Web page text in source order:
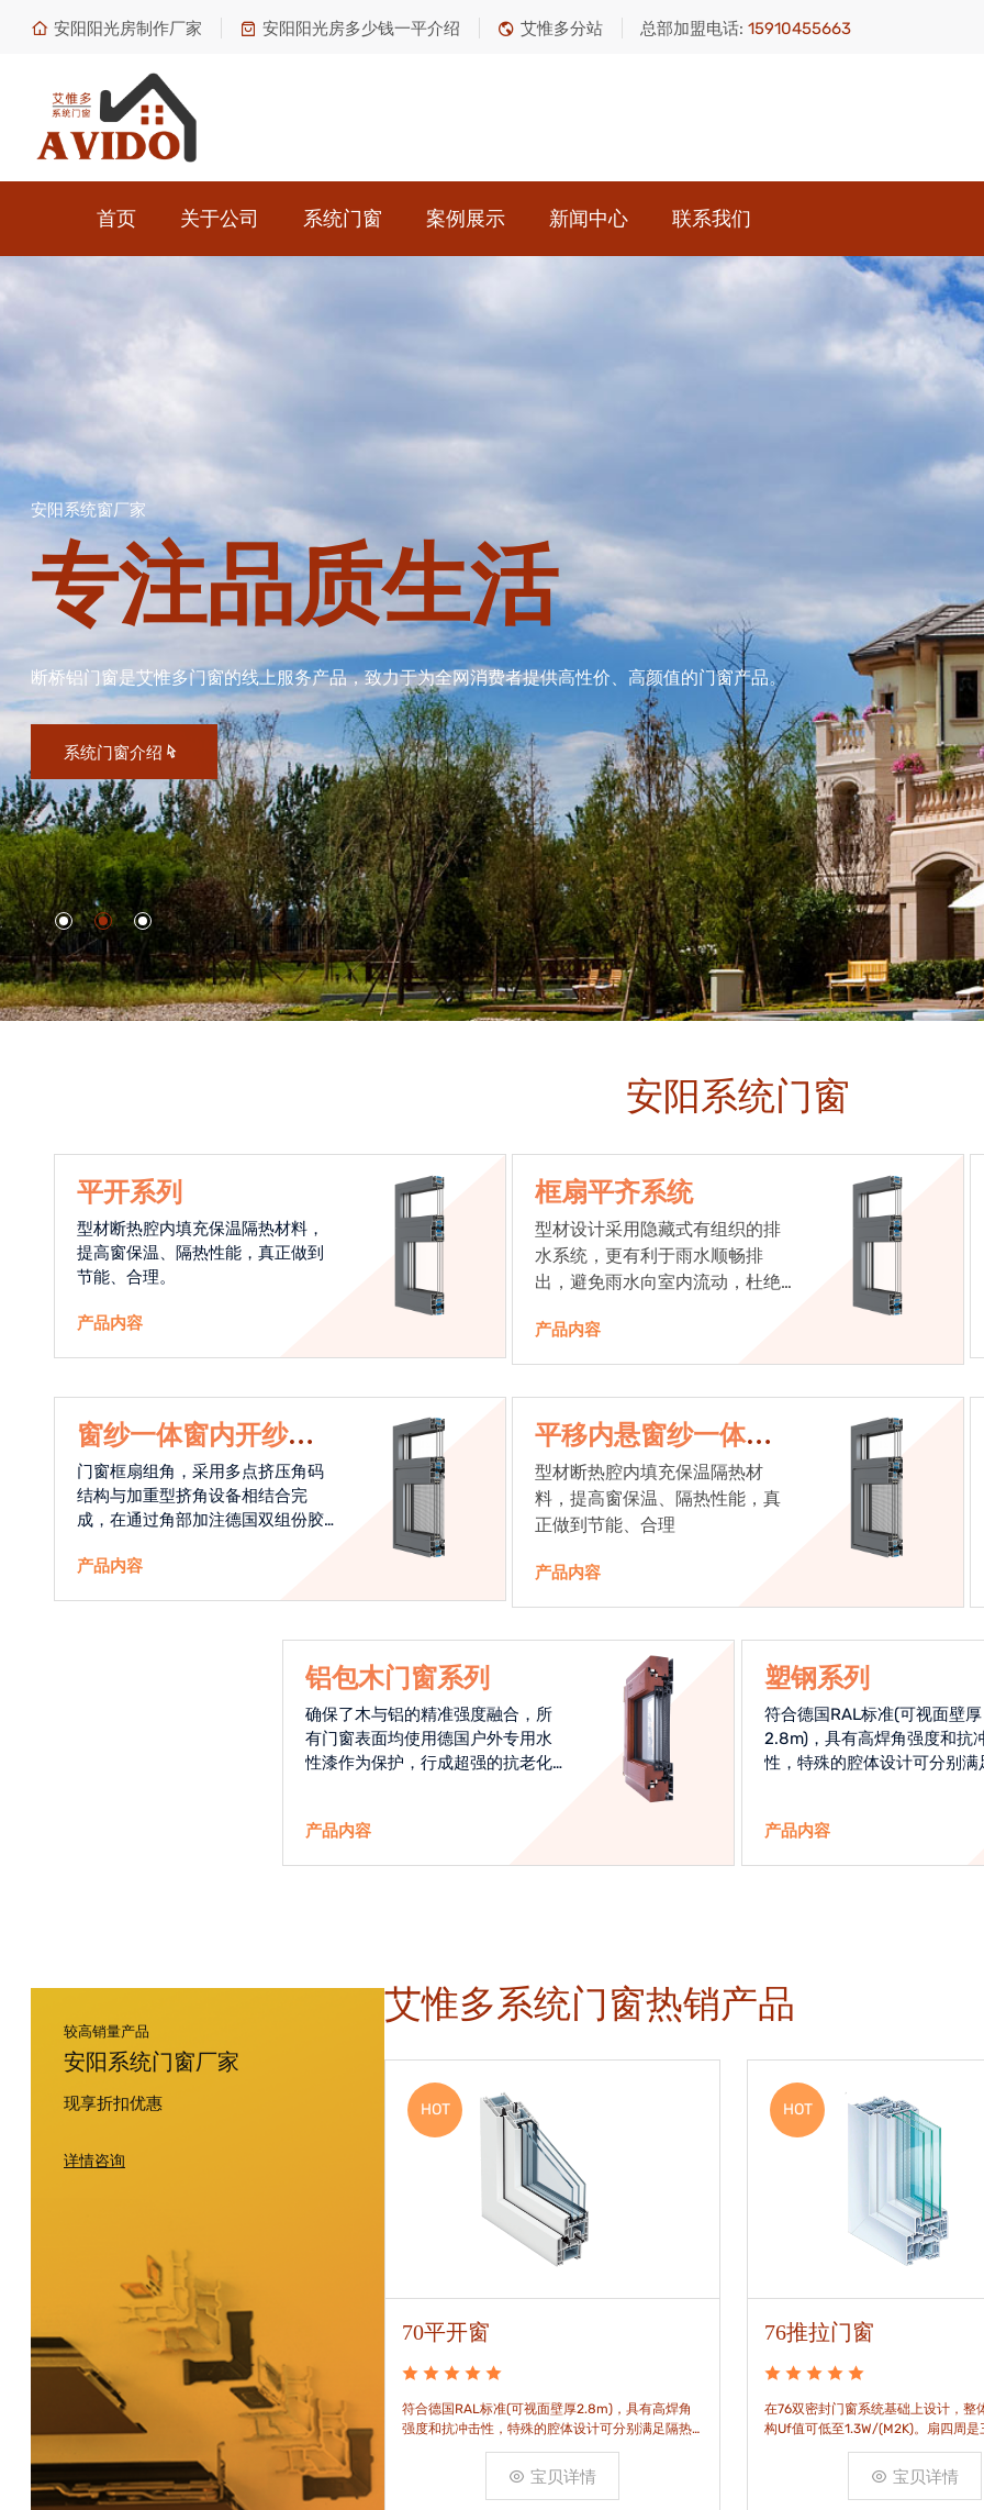
安阳阳光房制作厂家 安阳阳光房多少钱一平介绍 艾惟多分站 总部加盟电话: 15910455663
首页 关于公司 系统门窗 案例展示 新闻中心 联系我们
安阳系统窗厂家
专注品质生活
断桥铝门窗是艾惟多门窗的线上服务产品，致力于为全网消费者提供高性价、高颜值的门窗产品。
系统门窗介绍
安阳系统门窗
平开系列
型材断热腔内填充保温隔热材料，
提高窗保温、隔热性能，真正做到
节能、合理。
产品内容
框扇平齐系统
型材设计采用隐藏式有组织的排
水系统，更有利于雨水顺畅排
出，避免雨水向室内流动，杜绝
产品内容
窗纱一体窗内开纱外
开系统
门窗框扇组角，采用多点挤压角码
结构与加重型挤角设备相结合完
成，在通过角部加注德国双组份胶
强度，促使窗使用寿命提升5-10
产品内容
平移内悬窗纱一体系
统
型材断热腔内填充保温隔热材
料，提高窗保温、隔热性能，真
正做到节能、合理
产品内容
铝包木门窗系列
确保了木与铝的精准强度融合，所
有门窗表面均使用德国户外专用水
性漆作为保护，行成超强的抗老化
产品内容
塑钢系列
符合德国RAL标准(可视面壁厚
2.8m)，具有高焊角强度和抗
性，特殊的腔体设计可分别满
产品内容
较高销量产品
安阳系统门窗厂家
现享折扣优惠
详情咨询
艾惟多系统门窗热销产品
HOT
88平开窗
88平开窗是门窗技术新时代的门窗系统。可实现较
大的阳光进入并获得更多的太阳能，良好的操作及
可靠的功能。保养方便，牢固耐用。
宝贝详情
HOT
70平开窗
符合德国RAL标准(可视面壁厚2.8m)，具有高焊角
强度和抗冲击性，特殊的腔体设计可分别满足隔热
和刚性的要求。
宝贝详情
HOT
76推拉门窗
在76双密封门窗系统基础上设计，整
构Uf值可低至1.3W/(M2K)。扇四周是
构，采用高品质EPDM胶条，实现气
宝贝详情